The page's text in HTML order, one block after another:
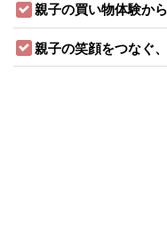
親子の買い物体験か
親子の笑顔をつなぐ